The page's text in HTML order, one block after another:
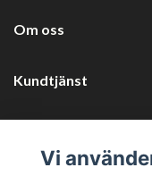
Om oss
Kundtjänst
Vi